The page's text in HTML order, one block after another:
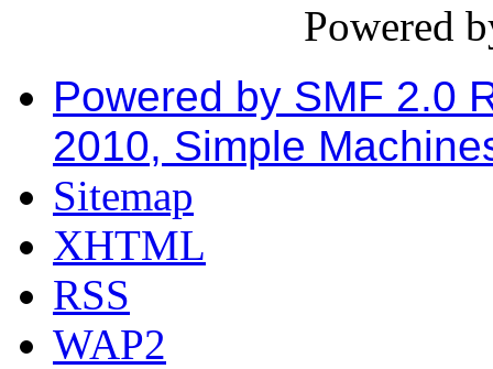
Powered
Powered by SMF 2.0
2010, Simple
Sitemap
XHTML
RSS
WAP2